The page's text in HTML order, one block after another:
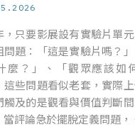
，只要影展設有實驗片單
問題：「這是實驗片嗎？
麼？」、「觀眾應該如
這些問題看似老套，實際
觸及的是觀看與價值判斷
當評論急於擺脫定義問題